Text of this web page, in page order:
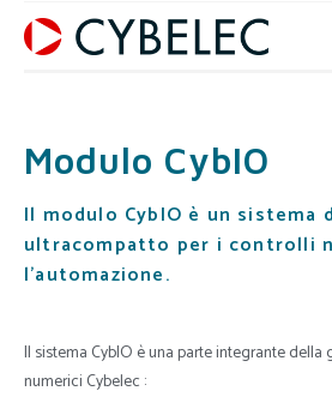
Modulo CybIO
Il modulo CybIO è un sistema
ultracompatto per i controlli
l'automazione.
Il sistema CybIO è una parte integrante
numerici Cybelec :